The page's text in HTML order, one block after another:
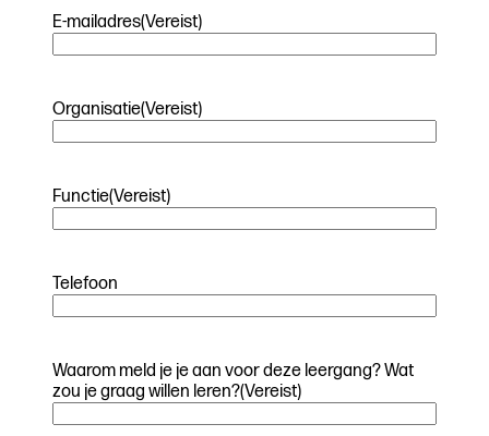
E-mailadres(Vereist)
Organisatie(Vereist)
Functie(Vereist)
Telefoon
Waarom meld je je aan voor deze leergang? Wat
zou je graag willen leren?(Vereist)